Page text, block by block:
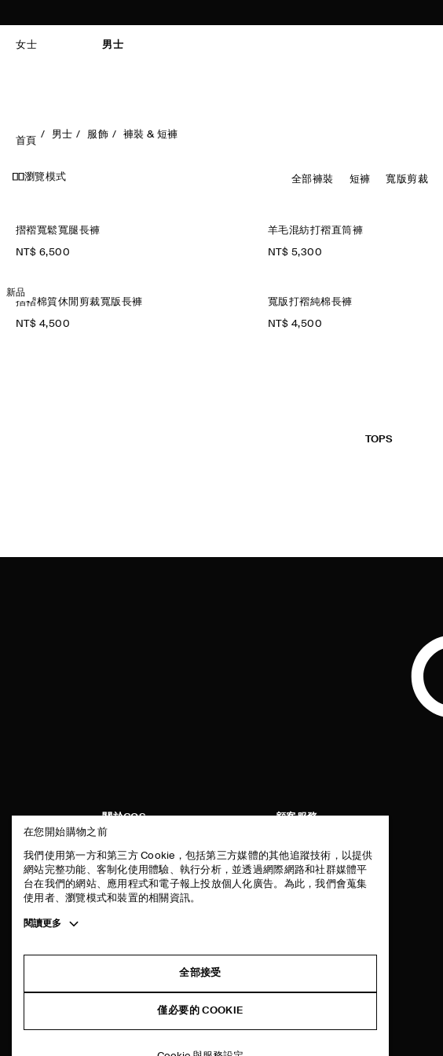
女士 男士
首頁
男士 服飾 褲裝 & 短褲
瀏覽模式 全部褲裝 短褲 寬版剪裁
摺褶寬鬆寬腿長褲
NT$ 6,500
羊毛混紡打褶直筒褲
NT$ 5,300
新品
摺褶棉質休閒剪裁寬版長褲
NT$ 4,500
寬版打褶純棉長褲
NT$ 4,500
TOPS
關於COS
工作機會
新聞中心
顧客服務
配送說明
付款說明
版型指南
在您開始購物之前
我們使用第一方和第三方 Cookie，包括第三方媒體的其他追蹤技術，以提供
網站完整功能、客制化使用體驗、執行分析，並透過網際網路和社群媒體平
台在我們的網站、應用程式和電子報上投放個人化廣告。為此，我們會蒐集
使用者、瀏覽模式和裝置的相關資訊。
Toggle
閱讀更多
全部接受
僅必要的 COOKIE